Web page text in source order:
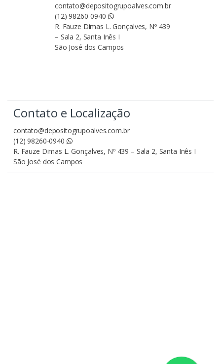
contato@depositogrupoalves.com.br
(12) 98260-0940
R. Fauze Dimas L. Gonçalves, Nº 439
– Sala 2, Santa Inês I
São José dos Campos
Contato e Localização
contato@depositogrupoalves.com.br
(12) 98260-0940
R. Fauze Dimas L. Gonçalves, Nº 439 – Sala 2, Santa Inês I
São José dos Campos